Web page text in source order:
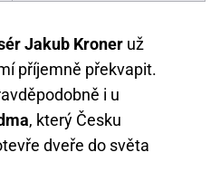
Jakub Kroner už
příjemně překvapit.
i u
, který Česku
dveře do světa